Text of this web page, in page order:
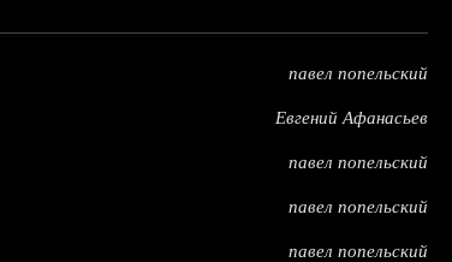
павел попельский
Евгений Афанасьев
павел попельский
павел попельский
павел попельский